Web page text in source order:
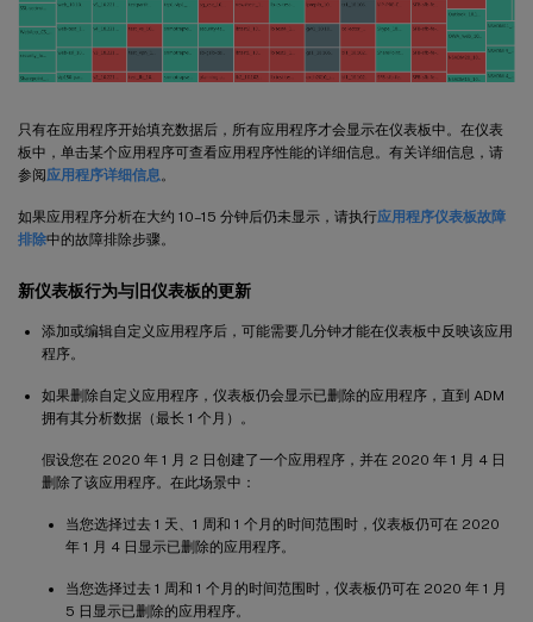
只有在应用程序开始填充数据后，所有应用程序才会显示在仪表板中。在仪表
板中，单击某个应用程序可查看应用程序性能的详细信息。有关详细信息，请
参阅应用程序详细信息 。
如果应用程序分析在大约 10–15 分钟后仍未显示，请执行应用程序仪表板故障
排除中的故障排除步骤。
新仪表板行为与旧仪表板的更新
添加或编辑自定义应用程序后，可能需要几分钟才能在仪表板中反映该应用
程序。
如果删除自定义应用程序，仪表板仍会显示已删除的应用程序，直到 ADM
拥有其分析数据（最长 1 个月）。
假设您在 2020 年 1 月 2 日创建了一个应用程序，并在 2020 年 1 月 4 日
删除了该应用程序。在此场景中：
当您选择过去 1 天、1 周和 1 个月的时间范围时，仪表板仍可在 2020
年 1 月 4 日显示已删除的应用程序。
当您选择过去 1 周和 1 个月的时间范围时，仪表板仍可在 2020 年 1 月
5 日显示已删除的应用程序。